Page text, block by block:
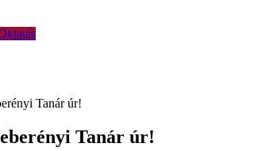
Tanár úr!
Tanár úr!